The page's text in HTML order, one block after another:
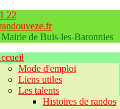
22
de Buis-les-Baronnies
Mode d'emploi
Liens utiles
Les talents
Histoires de randos